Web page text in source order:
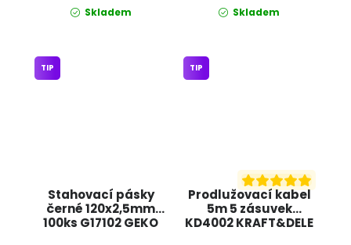
Skladem Skladem
Stahovací pásky
černé 120x2,5mm
100ks G17102 GEKO
TIP
Prodlužovací kabel
5m 5 zásuvek
KD4002 KRAFT&DELE
TIP